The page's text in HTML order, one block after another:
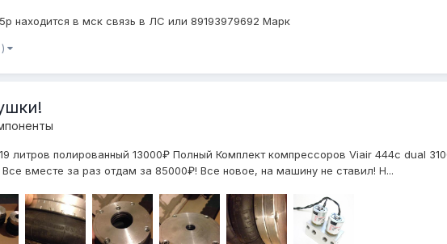
находится в мск связь в ЛС или 89193979692 Марк
литров полированный 13000₽ Полный Комплект компрессоров Viair 444c dual
вместе за раз отдам за 85000₽! Все новое, на машину не ставил! Н...